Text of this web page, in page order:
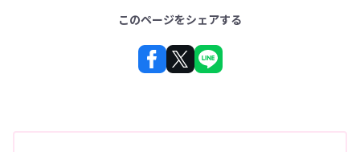
このページをシェアする